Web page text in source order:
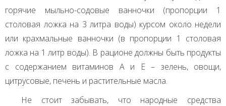
горячие мыльно-содовые ванночки (пропорции 1
столовая ложка на 3 литра воды) курсом около недели
или крахмальные ванночки (в пропорции 1 столовая
ложка на 1 литр воды). В рационе должны быть продукты
с содержанием витаминов А и Е – зелень, овощи,
цитрусовые, печень и растительные масла.
Не стоит забывать, что народные средства